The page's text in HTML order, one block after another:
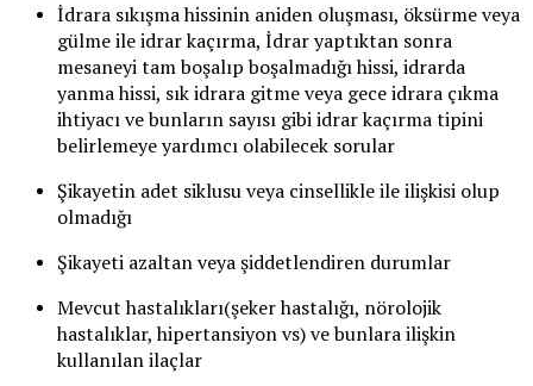
İdrara sıkışma hissinin aniden oluşması, öksürme veya
gülme ile idrar kaçırma, İdrar yaptıktan sonra
mesaneyi tam boşalıp boşalmadığı hissi, idrarda
yanma hissi, sık idrara gitme veya gece idrara çıkma
ihtiyacı ve bunların sayısı gibi idrar kaçırma tipini
belirlemeye yardımcı olabilecek sorular
Şikayetin adet siklusu veya cinsellikle ile ilişkisi olup
olmadığı
Şikayeti azaltan veya şiddetlendiren durumlar
Mevcut hastalıkları(şeker hastalığı, nörolojik
hastalıklar, hipertansiyon vs) ve bunlara ilişkin
kullanılan ilaçlar